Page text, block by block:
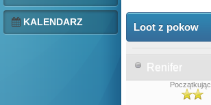
KALENDARZ Loot z pokow
Renifer